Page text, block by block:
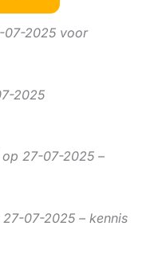
07-2025 voor
2025
27-07-2025 –
07-2025 – kennis